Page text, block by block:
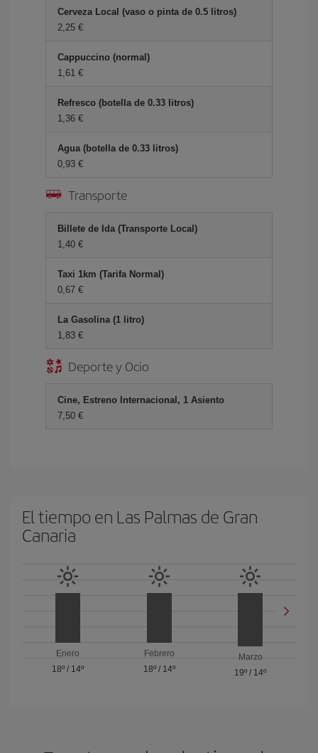
Cerveza Local (vaso o pinta de 0.5 litros)
2,25 €
Cappuccino (normal)
1,61 €
Refresco (botella de 0.33 litros)
1,36 €
Agua (botella de 0.33 litros)
0,93 €
Transporte
Billete de Ida (Transporte Local)
1,40 €
Taxi 1km (Tarifa Normal)
0,67 €
La Gasolina (1 litro)
1,83 €
Deporte y Ocio
Cine, Estreno Internacional, 1 Asiento
7,50 €
El tiempo en Las Palmas de Gran
Canaria
Enero
18º/ 14º
Febrero
18º/ 14º
Marzo
19º / 14º